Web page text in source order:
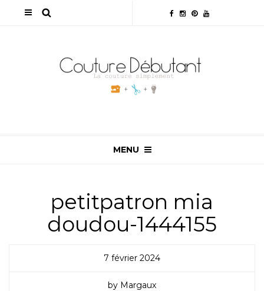
MENU
petitpatron mia
doudou-1444155
7 février 2024
by Margaux